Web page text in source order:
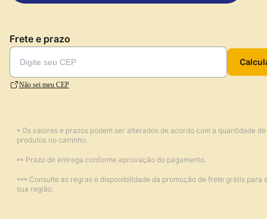
Frete e prazo
Não sei meu CEP
* Os valores e prazos podem ser alterados de acordo com a quantidade de
produtos no carrinho.
** Prazo de entrega conforme aprovação do pagamento.
*** Consulte as regras e disponibilidade da promoção de frete grátis para
sua região.